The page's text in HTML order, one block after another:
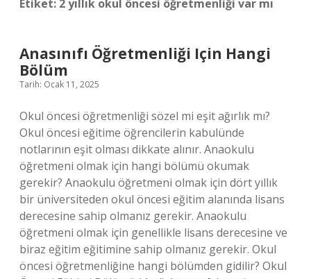
Etiket: 2 yıllık okul öncesi öğretmenliği var mı
Anasınıfı Öğretmenliği Için Hangi
Bölüm
Tarih: Ocak 11, 2025
Okul öncesi öğretmenliği sözel mi eşit ağırlık mı?
Okul öncesi eğitime öğrencilerin kabulünde
notlarının eşit olması dikkate alınır. Anaokulu
öğretmeni olmak için hangi bölümü okumak
gerekir? Anaokulu öğretmeni olmak için dört yıllık
bir üniversiteden okul öncesi eğitim alanında lisans
derecesine sahip olmanız gerekir. Anaokulu
öğretmeni olmak için genellikle lisans derecesine ve
biraz eğitim eğitimine sahip olmanız gerekir. Okul
öncesi öğretmenliğine hangi bölümden gidilir? Okul